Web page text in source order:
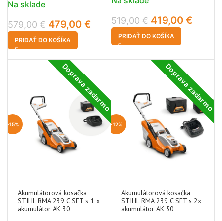
Na sklade
579,00€ 479,00 €
PRIDAŤ DO KOŠÍKA
519,00€ 419,00 €
PRIDAŤ DO KOŠÍKA
Doprava zadarmo
-15%
Akumulátorová kosačka
STIHL RMA 239 C SET s 1 x
akumulátor AK 30
Doprava zadarmo
-12%
Akumulátorová kosačka
STIHL RMA 239 C SET s 2x
akumulátor AK 30